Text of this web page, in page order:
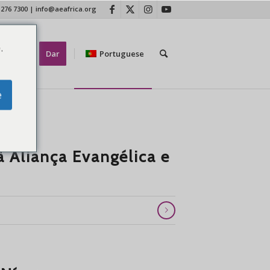
7300 | info@aeafrica.org
nos Dar Portuguese
Aliança Evangélica e